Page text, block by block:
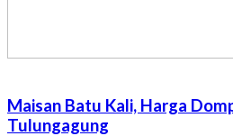
Maisan Batu Kali, Harga
Tulungagung